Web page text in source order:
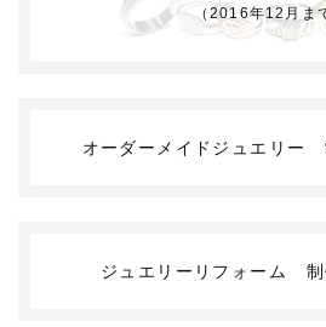
（2016年12月ま
オーダーメイドジュエリー
ジュエリーリフォーム